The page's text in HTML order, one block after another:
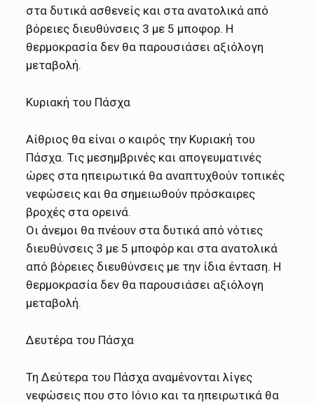
στα δυτικά ασθενείς και στα ανατολικά από
βόρειες διευθύνσεις 3 με 5 μποφορ. Η
θερμοκρασία δεν θα παρουσιάσει αξιόλογη
μεταβολή.
Κυριακή του Πάσχα
Αίθριος θα είναι ο καιρός την Κυριακή του
Πάσχα. Τις μεσημβρινές και απογευματινές
ώρες στα ηπειρωτικά θα αναπτυχθούν τοπικές
νεφώσεις και θα σημειωθούν πρόσκαιρες
βροχές στα ορεινά.
Οι άνεμοι θα πνέουν στα δυτικά από νότιες
διευθύνσεις 3 με 5 μποφόρ και στα ανατολικά
από βόρειες διευθύνσεις με την ίδια ένταση. Η
θερμοκρασία δεν θα παρουσιάσει αξιόλογη
μεταβολή.
Δευτέρα του Πάσχα
Τη Δεύτερα του Πάσχα αναμένονται λίγες
νεφώσεις που στο Ιόνιο και τα ηπειρωτικά θα